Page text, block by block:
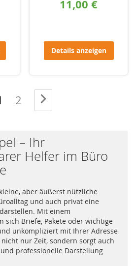
11,00 €
Details anzeigen
lesen gerade die Seite
Seite
2
– Ihr
Helfer im Büro
aber äußerst nützliche
und auch privat eine
Mit einem
sich Briefe, Pakete oder wichtige
unkompliziert mit Ihrer Adresse
nur Zeit, sondern sorgt auch
professionelle Darstellung